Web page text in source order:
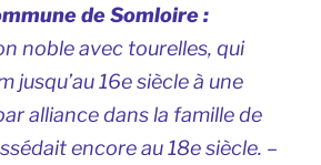
de Somloire :
noble avec tourelles, qui
jusqu’au 16e siècle à une
alliance dans la famille de
encore au 18e siècle. –